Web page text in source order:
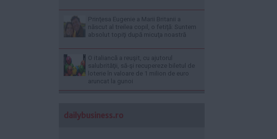
Prinţesa Eugenie a Marii Britanii a
născut al treilea copil, o fetiţă: Suntem
absolut topiţi după micuţa noastră
O italiancă a reuşit, cu ajutorul
salubrităţii, să-şi recupereze biletul de
loterie în valoare de 1 milion de euro
aruncat la gunoi
dailybusiness.ro